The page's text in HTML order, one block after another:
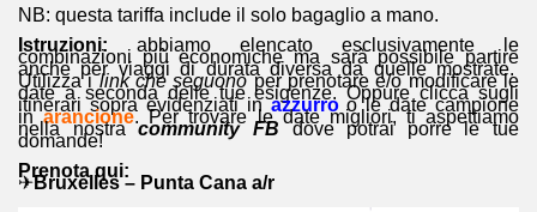
NB: questa tariffa include il solo bagaglio a mano.
Istruzioni: abbiamo elencato esclusivamente le
combinazioni più economiche ma sarà possibile partire
anche per viaggi di durata diversa da quelle mostrate.
Utilizza ilink che seguonoper prenotare e/o modificare le
date a seconda delle tue esigenze. Oppure clicca sugli
itinerari sopra evidenziati inazzurroo le date campione
inarancione. Per trovare le date migliori, ti aspettiamo
nella nostracommunity FB dove potrai porre le tue
domande!
Prenota qui:
✈Bruxelles – Punta Cana a/r